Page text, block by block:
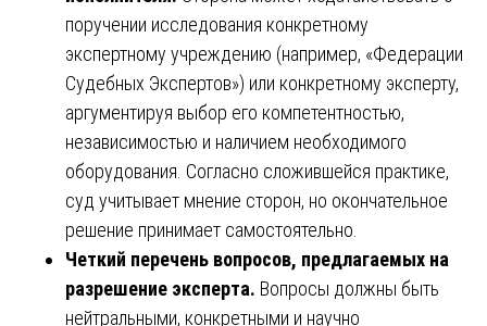
поручении исследования конкретному
экспертному учреждению (например, «Федерации
Судебных Экспертов») или конкретному эксперту,
аргументируя выбор его компетентностью,
независимостью и наличием необходимого
оборудования. Согласно сложившейся практике,
суд учитывает мнение сторон, но окончательное
решение принимает самостоятельно.
Четкий перечень вопросов, предлагаемых на
разрешение эксперта. Вопросы должны быть
нейтральными, конкретными и научно